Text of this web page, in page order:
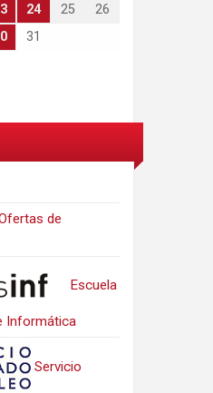
24 25
26
31
de
Escuela
Informática
Servicio